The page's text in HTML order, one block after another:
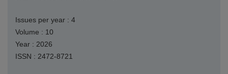
Issues per year : 4
Volume : 10
Year : 2026
ISSN : 2472-8721